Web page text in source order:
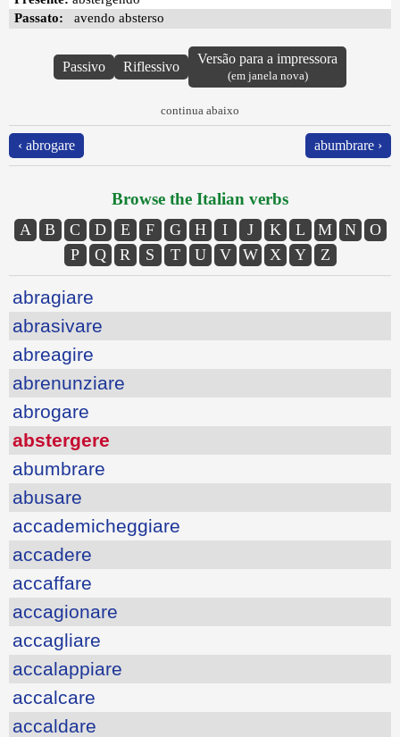
Passato: avendo absterso
Passivo Riflessivo
Versão para a impressora
(em janela nova)
continua abaixo
‹ abrogare abumbrare ›
Browse the Italian verbs
A B C D E F G H I J K L M N
O
P
Q R S T U V W X Y Z
abragiare
abrasivare
abreagire
abrenunziare
abrogare
abstergere
abumbrare
abusare
accademicheggiare
accadere
accaffare
accagionare
accagliare
accalappiare
accalcare
accaldare